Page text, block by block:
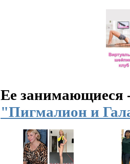
Ее занимающиеся
"Пигмалион и